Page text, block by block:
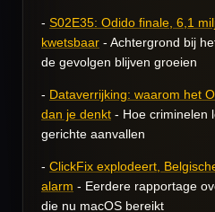
- S02E35: Odido finale, 6,1
kwetsbaar - Achtergrond bij
de gevolgen blijven groeien
- Dataverrijking: waarom het
dan je denkt - Hoe criminelen
gerichte aanvallen
- ClickFix explodeert,
alarm - Eerdere rapportage
die nu macOS bereikt